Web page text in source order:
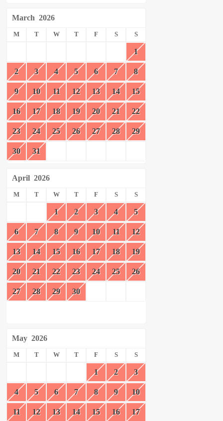
March 2026
M T W T F S S
1
2 3 4 5 6 7 8
9 10 11 12 13 14 15
16 17 18 19 20 21 22
23 24 25 26 27 28 29
30 31
April 2026
M T W T F S S
1 2 3 4 5
6 7 8 9 10 11 12
13 14 15 16 17 18 19
20 21 22 23 24 25 26
27 28 29 30
May 2026
M T W T F S S
1 2 3
4 5 6 7 8 9 10
11 12 13 14 15 16 17